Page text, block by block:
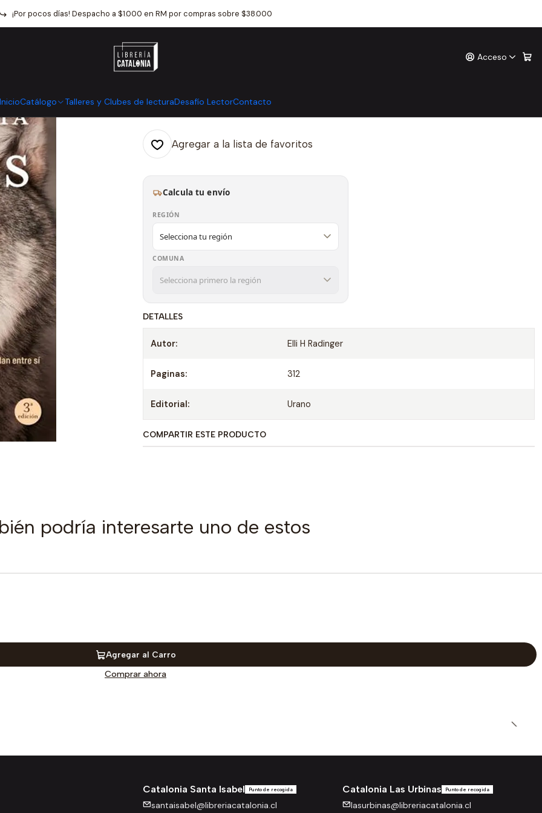
Acceso
InicioCatálogo Talleres y Clubes de lecturaDesafío LectorContacto
¡Por pocos días! Despacho a $1.000 en RM por compras sobre $38.000
Inicio Catálogo Autoconocimiento La Sabiduria De Los Lobos
|
La Sabiduria De Los Lobos
Mostrar stock de ubicaciones
Agregar a la lista de favoritos
Calcula tu envío
REGIÓN
COMUNA
DETALLES
Autor: Elli H Radinger
Paginas: 312
Editorial: Urano
COMPARTIR ESTE PRODUCTO
podría interesarte uno de estos
Agregar al Carro
Comprar ahora
Catalonia Santa Isabel Punto de recogida
santaisabel@libreriacatalonia.cl
Catalonia Las Urbinas Punto de recogida
lasurbinas@libreriacatalonia.cl